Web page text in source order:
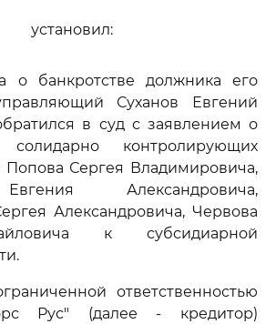
установил:
о банкротстве должника его
Суханов Евгений
в суд с заявлением о
солидарно контролирующих
Сергея Владимировича,
Александровича,
Александровича, Червова
к субсидиарной
ответственностью
Рус" (далее - кредитор)